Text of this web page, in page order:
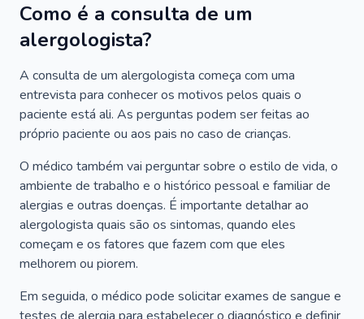
Como é a consulta de um
alergologista?
A consulta de um alergologista começa com uma
entrevista para conhecer os motivos pelos quais o
paciente está ali. As perguntas podem ser feitas ao
próprio paciente ou aos pais no caso de crianças.
O médico também vai perguntar sobre o estilo de vida, o
ambiente de trabalho e o histórico pessoal e familiar de
alergias e outras doenças. É importante detalhar ao
alergologista quais são os sintomas, quando eles
começam e os fatores que fazem com que eles
melhorem ou piorem.
Em seguida, o médico pode solicitar exames de sangue e